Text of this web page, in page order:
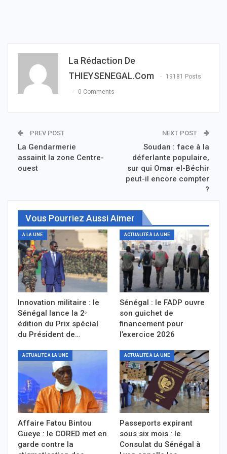
La Rédaction De
THIEYSENEGAL.com
19181 Posts
0 Comments
PREV POST
La Gendarmerie
assainit la zone Centre-
ouest
NEXT POST
Soudan : face à la
déferlante populaire,
sur qui Omar el-Béchir
peut-il encore compter
?
Vous Pourriez Aussi Aimer
A LA UNE
Innovation militaire : le
Sénégal lance la 2ᵉ
édition du Prix spécial
du Président de…
ACTUALITÉ À LA UNE
Sénégal : le FADP ouvre
son guichet de
financement pour
l’exercice 2026
ACTUALITÉ À LA UNE
Affaire Fatou Bintou
Gueye : le CORED met en
garde contre la
ACTUALITÉ À LA UNE
Passeports expirant
sous six mois : le
Consulat du Sénégal à